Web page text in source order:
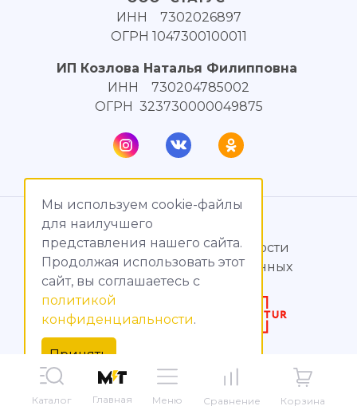
Каталог Главная Меню Сравнение Корзина
Мы используем cookie-файлы
для наилучшего
представления нашего сайта.
Продолжая использовать этот
сайт, вы соглашаетесь c
политикой
конфиденциальности.
Принять
ИНН 7302026897
ОГРН 1047300100011
ИП Козлова Наталья Филипповна
ИНН 730204785002
ОГРН 323730000049875
© МагияТока, 2015 – 2026
Политика конфиденциальности
Обработка персональных данных
Создание сайтов
Продвижение сайтов